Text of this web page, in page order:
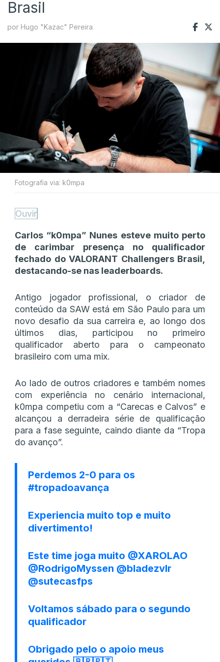
Brasil
por Hugo "Kazac" Pereira
Fotografia via: k0mpa
Ouvir
Carlos “k0mpa” Nunes esteve muito perto
de carimbar presença no qualificador
fechado do VALORANT Challengers Brasil,
destacando-se nas leaderboards.
Antigo jogador profissional, o criador de
conteúdo da SAW está em São Paulo para um
novo desafio da sua carreira e, ao longo dos
últimos dias, participou no primeiro
qualificador aberto para o campeonato
brasileiro com uma mix.
Ao lado de outros criadores e também nomes
com experiência no cenário internacional,
k0mpa competiu com a “Carecas e Calvos” e
alcançou a derradeira série de qualificação
para a fase seguinte, caindo diante da “Tropa
do avanço”.
Perdemos 2-0 para os
#tropadoavança
Experiencia muito top e muito
divertimento!
Este time joga muito @XAROLAO
@RodrigoMyssen @bladezvlr
@sutecasfps
Voltamos sábado para o segundo
qualificador
Obrigado pelo o apoio meus